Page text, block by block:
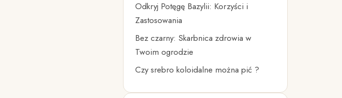
Odkryj Potęgę Bazylii: Korzyści i
Zastosowania
Bez czarny: Skarbnica zdrowia w
Twoim ogrodzie
Czy srebro koloidalne można pić ?